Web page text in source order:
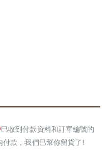
巳收到付款資料和訂單編號的
款，我們巳幫你留貨了!